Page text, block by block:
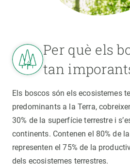
Per què els
tan
Els boscos són els ecosistemes
predominants a la Terra,
30% de la superfície terrestre i
continents. Contenen el 80% de
representen el 75% de la
dels ecosistemes terrestres.